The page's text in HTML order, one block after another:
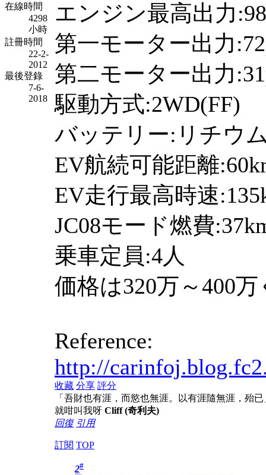
在線時間
4298
小時
註冊時間
22-2-
2012
最後登錄
7-6-
2018
エンジン最高出力
第一モーター出力
第二モーター出力
駆動方式:2WD(FF)
バッテリー:リチウ
EV航続可能距離
EV走行最高時速
JC08モード燃費
乗車定員:4人
価格は320万～400
Reference:
http://
收藏 分享 評分
「吾財也有涯，而慾也無涯。以有涯隨無涯，殆已
就咁叫我呀 Cliff (奇利夫)
回復 引用
訂閱 TOP
2#